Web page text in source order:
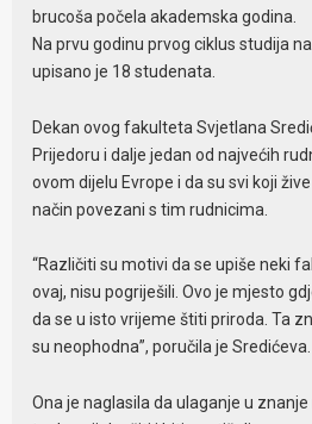
brucoša počela akademska godina.
Na prvu godinu prvog ciklus studija
upisano je 18 studenata.
Dekan ovog fakulteta Svjetlana
Prijedoru i dalje jedan od najvećih
ovom dijelu Evrope i da su svi koji
način povezani s tim rudnicima.
“Različiti su motivi da se upiše neki
ovaj, nisu pogriješili. Ovo je mjesto
da se u isto vrijeme štiti priroda. Ta
su neophodna”, poručila je Sredićeva.
Ona je naglasila da ulaganje u